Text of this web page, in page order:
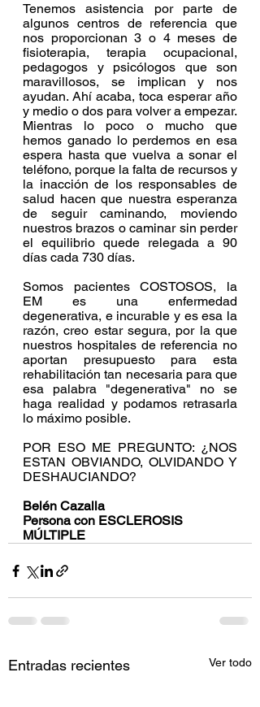
Tenemos asistencia por parte de
algunos centros de referencia que
nos proporcionan 3 o 4 meses de
fisioterapia, terapia ocupacional,
pedagogos y psicólogos que son
maravillosos, se implican y nos
ayudan. Ahí acaba, toca esperar año
y medio o dos para volver a empezar.
Mientras lo poco o mucho que
hemos ganado lo perdemos en esa
espera hasta que vuelva a sonar el
teléfono, porque la falta de recursos y
la inacción de los responsables de
salud hacen que nuestra esperanza
de seguir caminando, moviendo
nuestros brazos o caminar sin perder
el equilibrio quede relegada a 90
días cada 730 días.
Somos pacientes COSTOSOS, la
EM es una enfermedad
degenerativa, e incurable y es esa la
razón, creo estar segura, por la que
nuestros hospitales de referencia no
aportan presupuesto para esta
rehabilitación tan necesaria para que
esa palabra "degenerativa" no se
haga realidad y podamos retrasarla
lo máximo posible.
POR ESO ME PREGUNTO: ¿NOS
ESTAN OBVIANDO, OLVIDANDO Y
DESHAUCIANDO?
Belén Cazalla
Persona con ESCLEROSIS
MÚLTIPLE
Entradas recientes Ver todo